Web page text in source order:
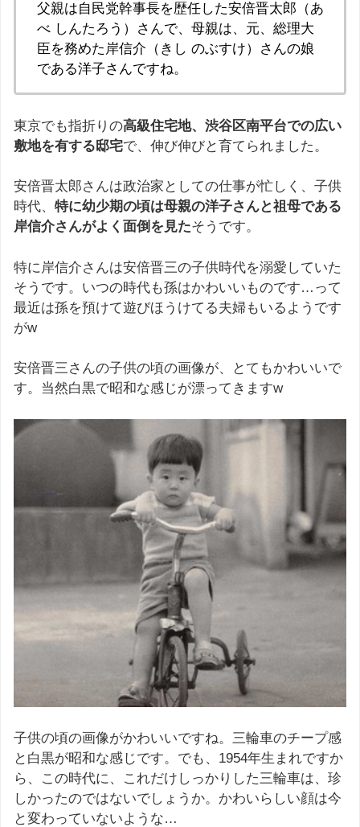
父親は自民党幹事長を歴任した安倍晋太郎（あ
べ しんたろう）さんで、母親は、元、総理大
臣を務めた岸信介（きし のぶすけ）さんの娘
である洋子さんですね。
東京でも指折りの高級住宅地、渋谷区南平台での広い
敷地を有する邸宅で、伸び伸びと育てられました。
安倍晋太郎さんは政治家としての仕事が忙しく、子供
時代、 特に幼少期の頃は母親の洋子さんと祖母である
岸信介さんがよく面倒を見たそうです。
特に岸信介さんは安倍晋三の子供時代を溺愛していた
そうです。いつの時代も孫はかわいいものです…って
最近は孫を預けて遊びほうけてる夫婦もいるようです
がw
安倍晋三さんの子供の頃の画像が、とてもかわいいで
す。当然白黒で昭和な感じが漂ってきますw
子供の頃の画像がかわいいですね。三輪車のチープ感
と白黒が昭和な感じです。でも、1954年生まれですか
ら、この時代に、これだけしっかりした三輪車は、珍
しかったのではないでしょうか。かわいらしい顔は今
と変わっていないような…